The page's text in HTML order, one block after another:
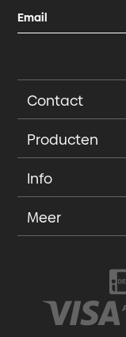
Contact
Producten
Info
Meer